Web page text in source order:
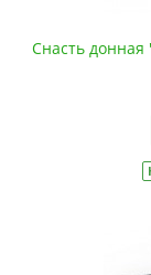
Снасть донная